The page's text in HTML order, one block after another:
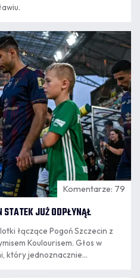
Komentarze: 79
JUŻ ODPŁYNĄŁ
łączące Pogoń Szczecin z
Koulourisem. Głos w
który jednoznacznie